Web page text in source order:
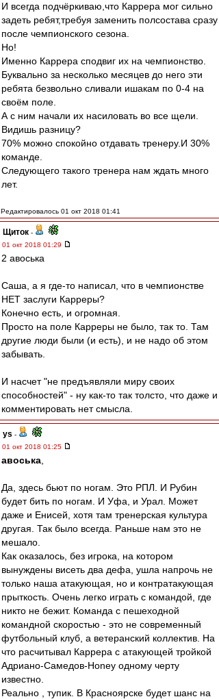
И всегда подчёркиваю,что Каррера мог сильно
задеть ребят,требуя заменить полсостава сразу
после чемпионского сезона.
Но!
Именно Каррера сподвиг их на чемпионство.
Буквально за несколько месяцев до него эти
ребята безвольно сливали ишакам по 0-4 на
своём поле.
А с ним начали их насиловать во все щели.
Видишь разницу?
70% можно спокойно отдавать тренеру.И 30%
команде.
Следующего такого тренера нам ждать много
лет.
Редактировалось 01 окт 2018 01:41
Щиток -
01 окт 2018 01:29
2 авоська
Саша, а я где-то написал, что в чемпионстве
НЕТ заслуги Карреры?
Конечно есть, и огромная.
Просто на поле Карреры не было, так то. Там
другие люди были (и есть), и не надо об этом
забывать.
И насчет "не предъявляли миру своих
способностей" - ну как-то так толсто, что даже и
комментировать нет смысла.
ys -
01 окт 2018 01:25
авоська
Да, здесь бьют по ногам. Это РПЛ. И Рубин
будет бить по ногам. И Уфа, и Урал. Может
даже и Енисей, хотя там тренерская культура
другая. Так было всегда. Раньше нам это не
мешало.
Как оказалось, без игрока, на котором
вынуждены висеть два дефа, ушла напрочь не
только наша атакующая, но и контратакующая
прыткость. Очень легко играть с командой, где
никто не бежит. Команда с пешеходной
командной скоростью - это не современный
футбольный клуб, а ветеранский коллектив. На
что расчитывал Каррера с атакующей тройкой
Адриано-Самедов-Honey одному черту
известно.
Реально , тупик. В Красноярске будет шанс на